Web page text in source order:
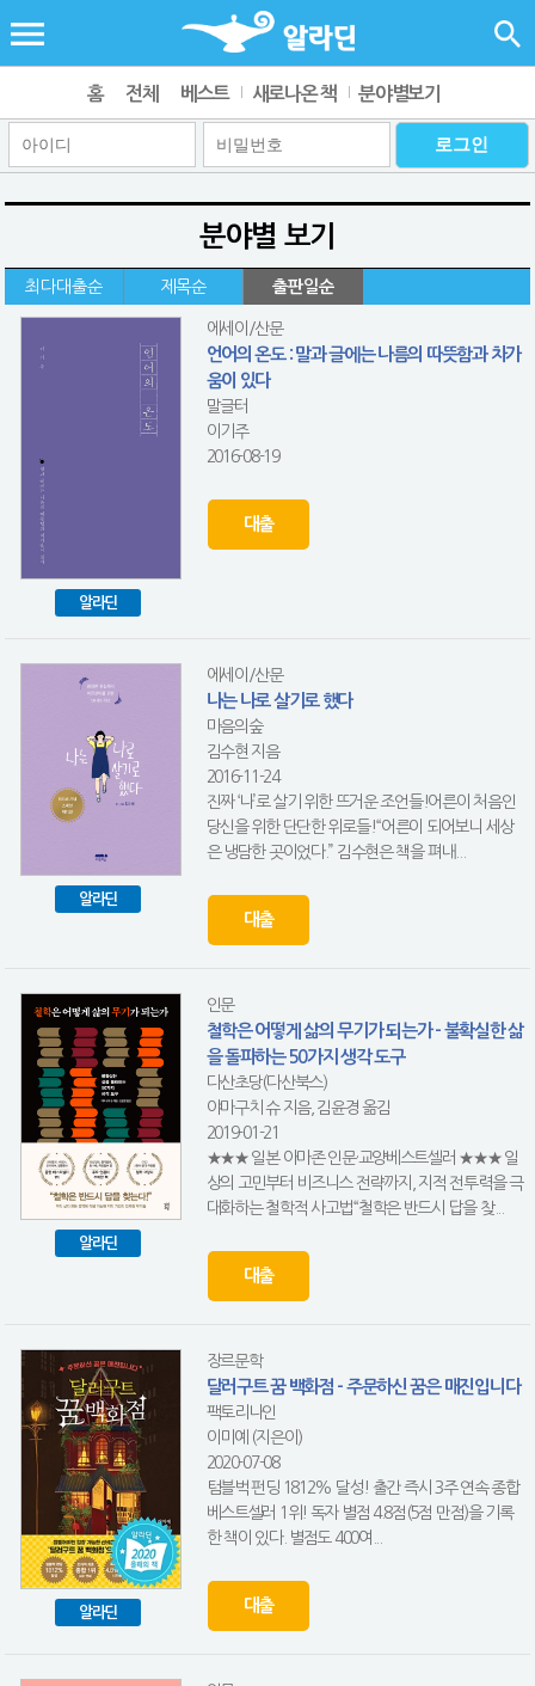
홈 전체 베스트 새로나온 책 분야별보기
분야별 보기
최다대출순 제목순 출판일순
알라딘
에세이/산문
언어의 온도 : 말과 글에는 나름의 따뜻함과 차가
움이 있다
말글터
이기주
2016-08-19
대출
알라딘
에세이/산문
나는 나로 살기로 했다
마음의숲
김수현 지음
2016-11-24
진짜 ‘나’로 살기 위한 뜨거운 조언들!어른이 처음인
당신을 위한 단단한 위로들!“어른이 되어보니 세상
은 냉담한 곳이었다.” 김수현은 책을 펴내...
대출
알라딘
인문
철학은 어떻게 삶의 무기가 되는가 - 불확실한 삶
을 돌파하는 50가지 생각 도구
다산초당(다산북스)
야마구치 슈 지음, 김윤경 옮김
2019-01-21
★★★ 일본 아마존 인문·교양베스트셀러 ★★★ 일
상의 고민부터 비즈니스 전략까지, 지적 전투력을 극
대화하는 철학적 사고법“철학은 반드시 답을 찾...
대출
알라딘
장르문학
달러구트 꿈 백화점 - 주문하신 꿈은 매진입니다
팩토리나인
이미예 (지은이)
2020-07-08
텀블벅 펀딩 1812% 달성! 출간 즉시 3주 연속 종합
베스트셀러 1위! 독자 별점 4.8점(5점 만점)을 기록
한 책이 있다. 별점도 400여...
대출